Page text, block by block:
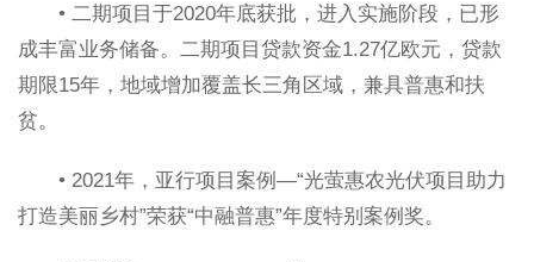
• 二期项目于2020年底获批，进入实施阶段，已形
成丰富业务储备。二期项目贷款资金1.27亿欧元，贷款
期限15年，地域增加覆盖长三角区域，兼具普惠和扶
贫。
• 2021年，亚行项目案例—“光萤惠农光伏项目助力
打造美丽乡村”荣获“中融普惠”年度特别案例奖。